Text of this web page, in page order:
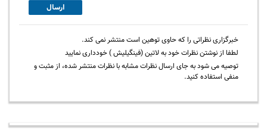
ارسال
خبرگزاری نظراتی را که حاوی توهین است منتشر نمی کند.
لطفا از نوشتن نظرات خود به لاتین (فینگیلیش ) خودداری نمایید
توصیه می شود به جای ارسال نظرات مشابه با نظرات منتشر شده، از مثبت و
منفی استفاده کنید.